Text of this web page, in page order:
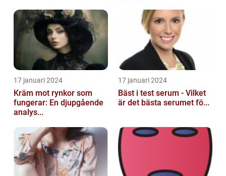
17 januari 2024
Kräm mot rynkor som
fungerar: En djupgående
analys...
17 januari 2024
Bäst i test serum - Vilket
är det bästa serumet fö...